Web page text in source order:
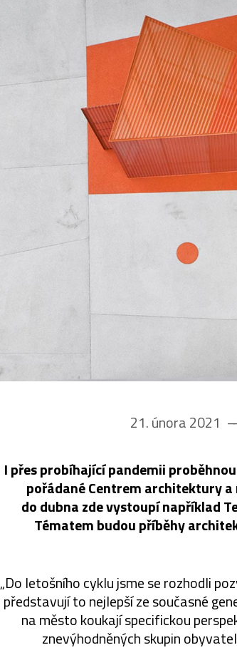
21. února 2021
I přes probíhající pandemii
pořádané Centrem architektury a
do dubna zde vystoupí například
Tématem budou příběhy
„Do letošního cyklu jsme se rozhodli
představují to nejlepší ze současné
na město koukají specifickou
znevýhodněných skupin